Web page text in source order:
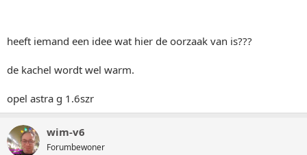
heeft iemand een idee wat hier de oorzaak van is???
de kachel wordt wel warm.
opel astra g 1.6szr
wim-v6
Forumbewoner